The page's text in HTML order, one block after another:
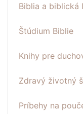
Biblia a biblická
Štúdium Biblie
Knihy pre
Zdravý životný
Príbehy na